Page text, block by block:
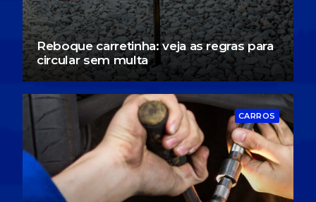
Reboque carretinha: veja as regras para
circular sem multa
CARROS